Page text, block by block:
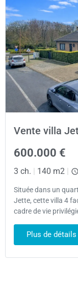
Vente villa
600.000 €
3 ch. | 140 m2 |
Située dans un
Jette, cette villa 4
cadre de vie
Plus de détails